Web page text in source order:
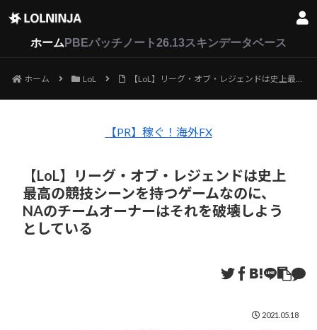
ホーム PBEパッチノート26.13スキンデータベース
ホーム LoL 【LoL】リーグ・オブ・レジェンドは史上最高の競技シーンを持つゲームなのに、NAのチームオーナーはそれを破壊しようとしている
【PR】稼ぐ！海外FX
【LoL】リーグ・オブ・レジェンドは史上
最高の競技シーンを持つゲームなのに、
NAのチームオーナーはそれを破壊しよう
としている
2021.05.18